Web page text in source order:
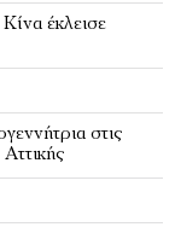
έκλεισε
στις